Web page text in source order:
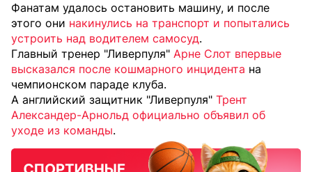
Фанатам удалось остановить машину, и после
этого они накинулись на транспорт и попытались
устроить над водителем самоcуд.
Главный тренер "Ливерпуля" Арне Слот впервые
высказался после кошмарного инцидента на
чемпионском параде клуба.
А английский защитник "Ливерпуля" Трент
Александер-Арнольд официально объявил об
уходе из команды.